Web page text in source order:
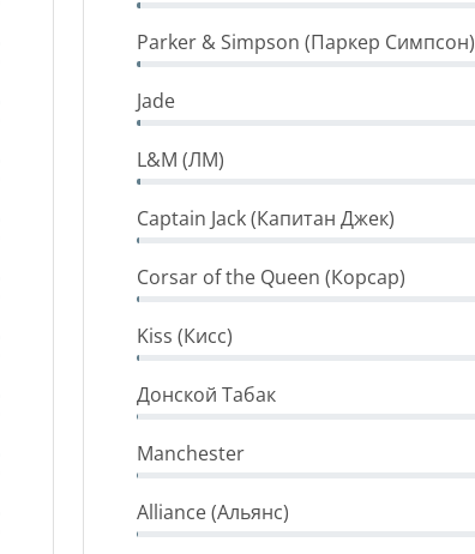
Parker & Simpson (Паркер Симпсон)
Jade
L&M (ЛМ)
Captain Jack (Капитан Джек)
Corsar of the Queen (Корсар)
Kiss (Кисс)
Донской Табак
Manchester
Alliance (Альянс)